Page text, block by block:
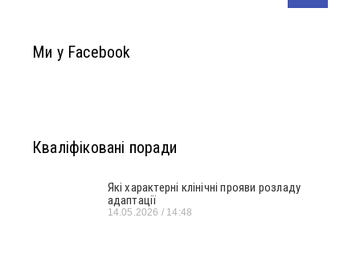
Ми у Facebook
Кваліфіковані поради
Які характерні клінічні прояви розладу
адаптації
14.05.2026 14:48